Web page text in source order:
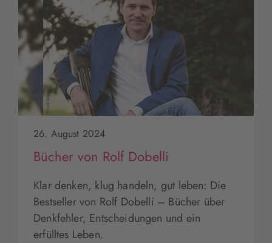
26. August 2024
Bücher von Rolf Dobelli
Klar denken, klug handeln, gut leben: Die
Bestseller von Rolf Dobelli – Bücher über
Denkfehler, Entscheidungen und ein
erfülltes Leben.